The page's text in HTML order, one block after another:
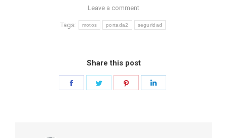
Leave a comment
Tags: motos portada2 seguridad
Share this post